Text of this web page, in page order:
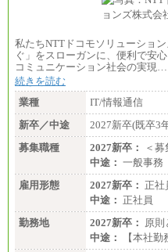
私たちNTTドコモソリューショ
ぐ」をスローガンに、便利で安
コミュニケーション社会の実現…
続きを読む
業種
IT/情報通信
新卒／中途
2027新卒(既卒3
募集職種
2027新卒：
＜
中途： 一般事務
雇用形態
2027新卒： 正社
中途： 正社員
勤務地
2027新卒： 原
中途：
【本社